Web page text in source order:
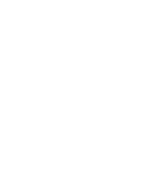
para Alugar
Corredores Estreitos
para Locação
Toyota
Tracionaria
Elétrica
Guarulhos